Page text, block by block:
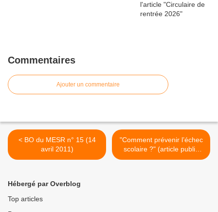
Commentaires
Ajouter un commentaire
< BO du MESR n° 15 (14
avril 2011)
"Comment prévenir l’échec
scolaire ?" (article publié
sur le site de France Info) >
Hébergé par Overblog
Top articles